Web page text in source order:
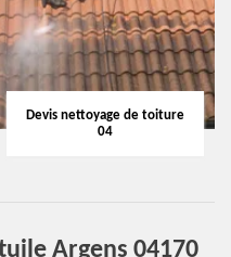
Devis nettoyage de toiture
04
Argens 04170